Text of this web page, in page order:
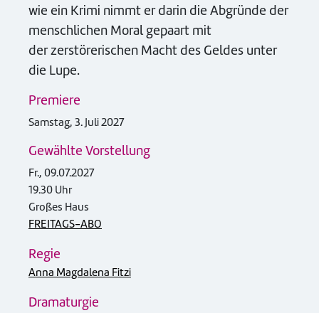
wie ein Krimi nimmt er darin die Abgründe der
menschlichen Moral gepaart mit
der zerstörerischen Macht des Geldes unter
die Lupe.
Premiere
Samstag, 3. Juli 2027
Gewählte Vorstellung
Fr., 09.07.2027
19.30 Uhr
Großes Haus
FREITAGS-ABO
Regie
Anna Magdalena Fitzi
Dramaturgie